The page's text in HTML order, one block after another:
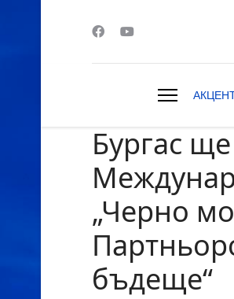
Бургас
„Черно
бъдеще“